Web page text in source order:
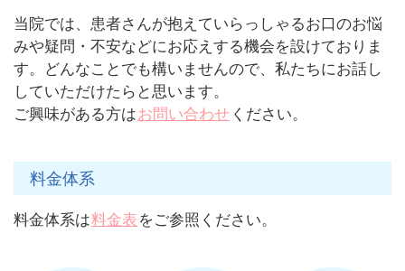
当院では、患者さんが抱えていらっしゃるお口のお悩
みや疑問・不安などにお応えする機会を設けておりま
す。どんなことでも構いませんので、私たちにお話し
していただけたらと思います。
ご興味がある方はお問い合わせ ください。
料金体系
料金体系は料金表 をご参照ください。